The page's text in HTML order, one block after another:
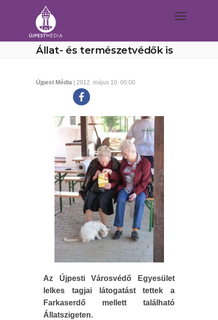
Állat- és természetvédők is
Újpest Média | 2012. május 10. 00:00
Az Újpesti Városvédő Egyesület
lelkes tagjai látogatást tettek a
Farkaserdő mellett található
Állatszigeten.